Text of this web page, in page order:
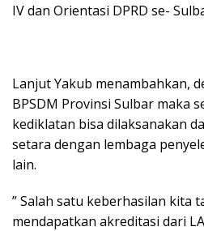
IV dan Orientasi DPRD se-
Lanjut Yakub menambahkan,
BPSDM Provinsi Sulbar maka
kediklatan bisa dilaksanakan
setara dengan lembaga
lain.
” Salah satu keberhasilan kita
mendapatkan akreditasi dari